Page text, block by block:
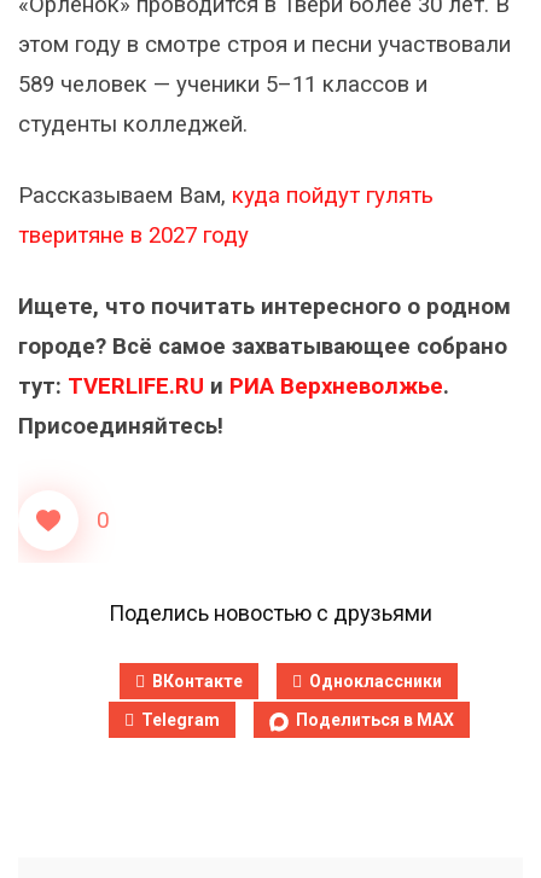
«Орлёнок» проводится в Твери более 30 лет. В
этом году в смотре строя и песни участвовали
589 человек — ученики 5–11 классов и
студенты колледжей.
Рассказываем Вам, куда пойдут гулять
тверитяне в 2027 году
Ищете, что почитать интересного о родном
городе? Всё самое захватывающее собрано
тут: TVERLIFE.RU и РИА Верхневолжье.
Присоединяйтесь!
0
Поделись новостью с друзьями
ВКонтакте
Одноклассники
Telegram
Поделиться в MAX